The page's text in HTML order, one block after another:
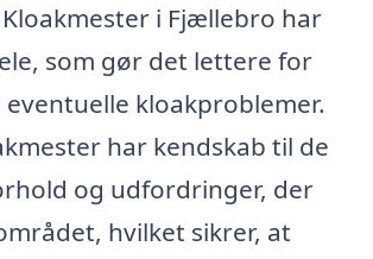
i Fjællebro har
som gør det lettere for
kloakproblemer.
har kendskab til de
og udfordringer, der
hvilket sikrer, at